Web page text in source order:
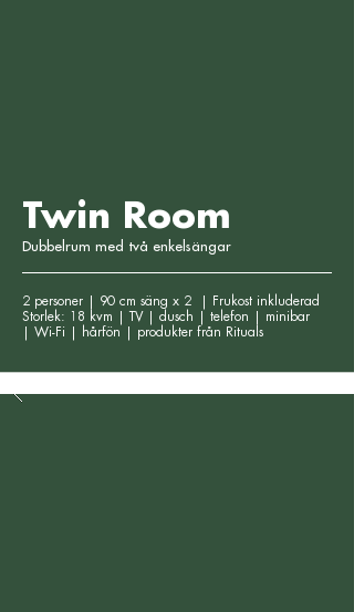
Twin Room
Dubbelrum med två enkelsängar
2 personer | 90 cm säng x 2 | Frukost inkluderad
Storlek: 18 kvm | TV | dusch | telefon | minibar
Wi-Fi | hårfön | produkter från Rituals